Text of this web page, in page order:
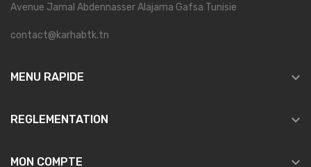
Avenue Jamal Abdennasser Alajama Gafsa Tunisie
contact@karhabtk.tn
MENU RAPIDE 
REGLEMENTATION 
MON COMPTE 